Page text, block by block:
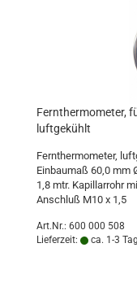
Fernthermometer,
luftgekühlt
Fernthermometer,
Einbaumaß 60,0 mm
1,8 mtr. Kapillarrohr
Anschluß M10 x 1,5
Art.Nr.: 600 000 508
Lieferzeit:
ca. 1-3